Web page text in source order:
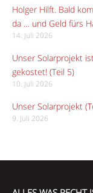
Holger Hilft. Bald
da … und Geld fürs
14. Juli 2026
Unser Solarprojekt
gekostet! (Teil 5)
10. Juli 2026
Unser Solarprojekt
9. Juli 2026